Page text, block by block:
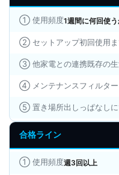
① 使用頻度1週間に何回使
② セットアップ初回使用ま
③ 他家電との連携既存の生
④ メンテナンスフィルター
⑤ 置き場所出しっぱなしに
合格ライン
① 使用頻度週3回以上